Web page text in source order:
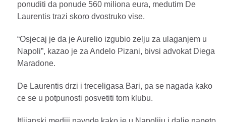
ponuditi da ponude 560 miliona eura, medutim De
Laurentis trazi skoro dvostruko vise.
“Osjecaj je da je Aurelio izgubio zelju za ulaganjem u
Napoli”, kazao je za Andelo Pizani, bivsi advokat Diega
Maradone.
De Laurentis drzi i treceligasa Bari, pa se nagada kako
ce se u potpunosti posvetiti tom klubu.